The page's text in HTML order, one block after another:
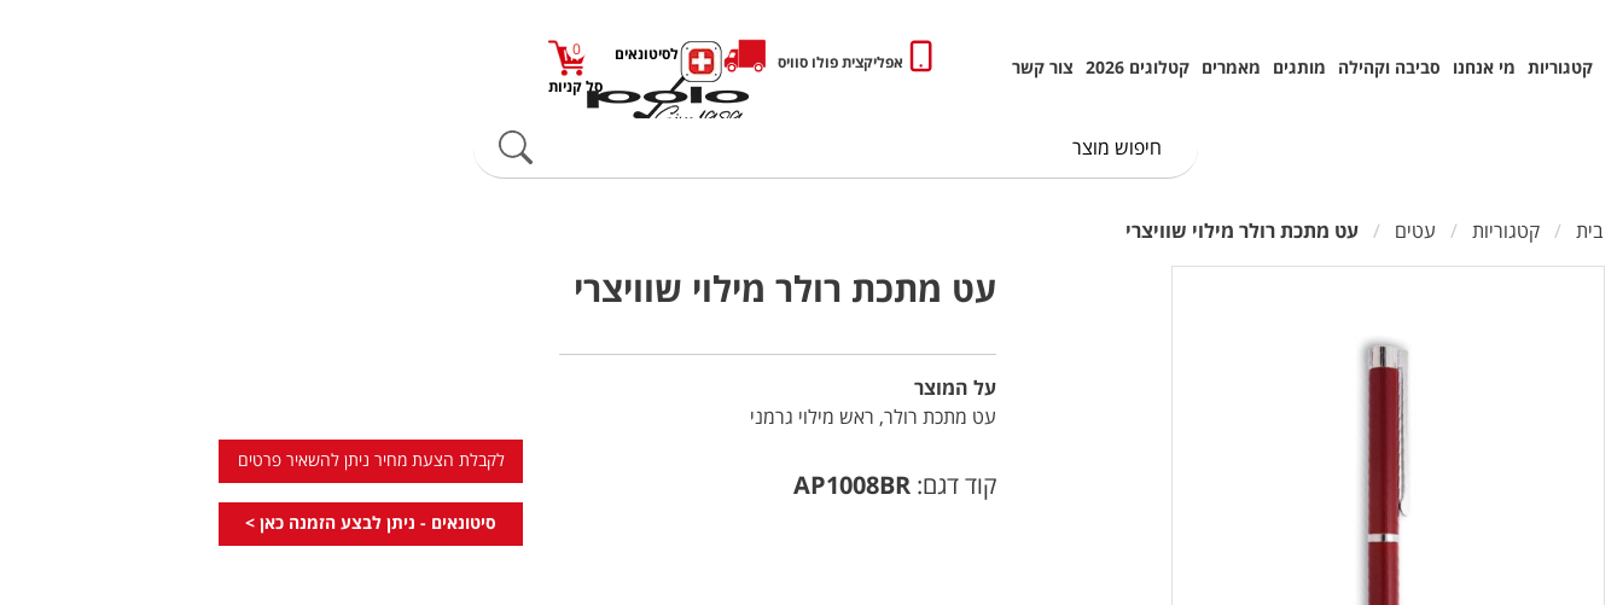
קטגוריות מי אנחנו סביבה וקהילה מותגים מאמרים קטלוגים 2026 צור קשר אפליקצית פולו סוויס
כניסה לסיטונאים
סל קניות
0
בית קטגוריות עטים עט מתכת רולר מילוי שוויצרי
עט מתכת רולר מילוי שוויצרי
על המוצר
עט מתכת רולר, ראש מילוי גרמני
קוד דגם: AP1008BR
לקבלת הצעת מחיר ניתן להשאיר פרטים
סיטונאים - ניתן לבצע הזמנה כאן >